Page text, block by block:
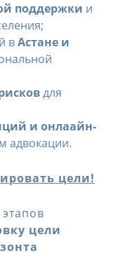
поддержки и
вАстане и
для
и онлaайн-
адвокации.
цели!
цели